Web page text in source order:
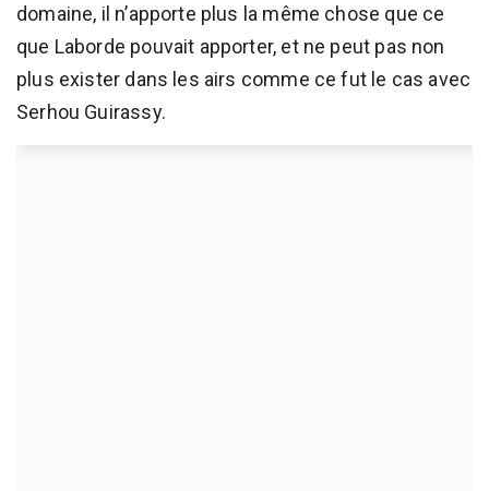
domaine, il n’apporte plus la même chose que ce
que Laborde pouvait apporter, et ne peut pas non
plus exister dans les airs comme ce fut le cas avec
Serhou Guirassy.